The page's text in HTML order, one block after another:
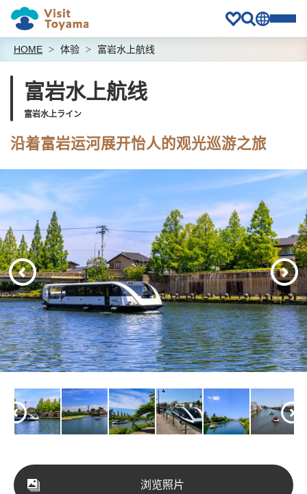
HOME 体验 富岩水上航线
富岩水上航线
富岩水上ライン
沿着富岩运河展开怡人的观光巡游之旅
浏览照片